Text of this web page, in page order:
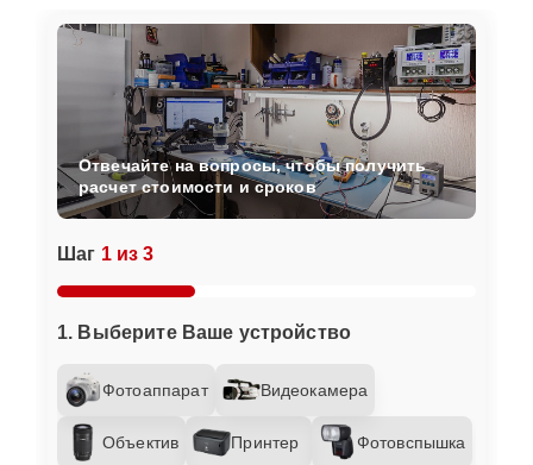
Шаг 1 из 3
1. Выберите Ваше устройство
Фотоаппарат Видеокамера
Объектив Принтер Фотовспышка
Отвечайте на вопросы, чтобы получить
расчет стоимости и сроков